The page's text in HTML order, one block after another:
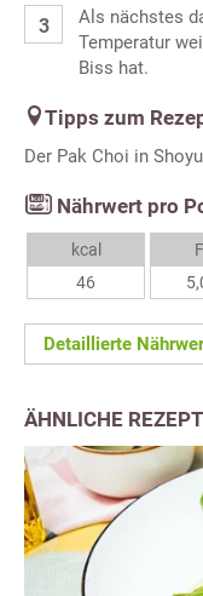
Als nächstes
Temperatur
Biss hat.
Tipps zum
Der Pak Choi in
Nährwert pro
kcal
46
Detaillierte
ÄHNLICHE